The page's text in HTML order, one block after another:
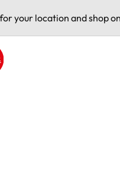
your location and shop